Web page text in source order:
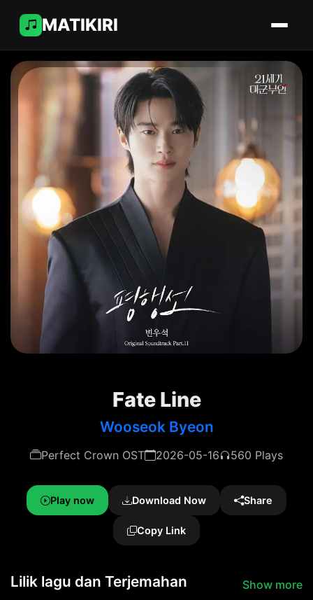
MATIKIRI
Fate Line
Wooseok Byeon
Perfect Crown OST 2026-05-16 560 Plays
Play now Download Now Share
Copy Link
Lilik lagu dan Terjemahan Show more